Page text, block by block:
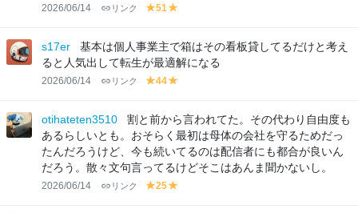
2026/06/14 リンク
y
lo
w
51
lo
w
s17er
基本は個人事業主で箱はその看板貸してるだけと考え
ると人気出して転生が最適解になる
2026/06/14 リンク
y
lo
w
44
lo
w
otihateten3510
割と前から言われてた。その代わり自由度も
あるらしいとも。おそらく最初は母体の会社を守るためだっ
たんだろうけど、今も続いてるのは配信者にも都合が良いん
だろう。散々文句言ってるけどそこはあんま聞かないし。
2026/06/14 リンク
y
25